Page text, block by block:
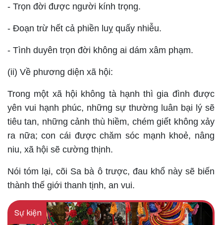
- Trọn đời được người kính trọng.
- Đoạn trừ hết cả phiền luỵ quấy nhiễu.
- Tình duyên trọn đời không ai dám xâm phạm.
(ii) Về phương diện xã hội:
Trong một xã hội không tà hạnh thì gia đình được
yên vui hạnh phúc, những sự thường luân bại lý sẽ
tiêu tan, những cảnh thù hiềm, chém giết không xảy
ra nữa; con cái được chăm sóc mạnh khoẻ, nâng
niu, xã hội sẽ cường thịnh.
Nói tóm lại, cõi Sa bà ô trược, đau khổ này sẽ biến
thành thế giới thanh tịnh, an vui.
Sự kiện